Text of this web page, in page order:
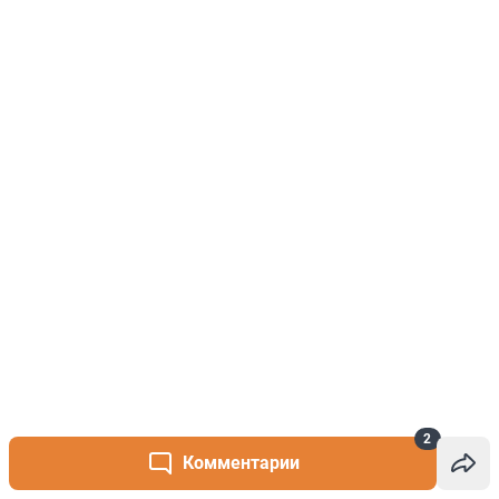
Комментарии
2